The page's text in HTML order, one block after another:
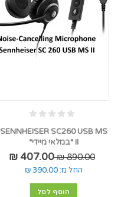
SENNHEISER SC260 USB MS
II *במלאי מיידי*
890.00 ₪
407.00 ₪
החל מ: 390.00 ₪
הוסף לסל